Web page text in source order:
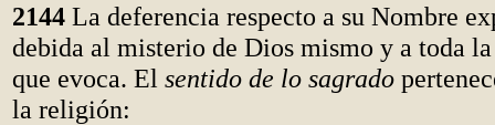
2144 La deferencia respecto a su Nombre
debida al misterio de Dios mismo y a toda
que evoca. El sentido de lo sagrado
la religión: